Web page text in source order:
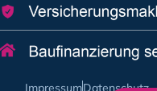
ImpressumDatenschutz